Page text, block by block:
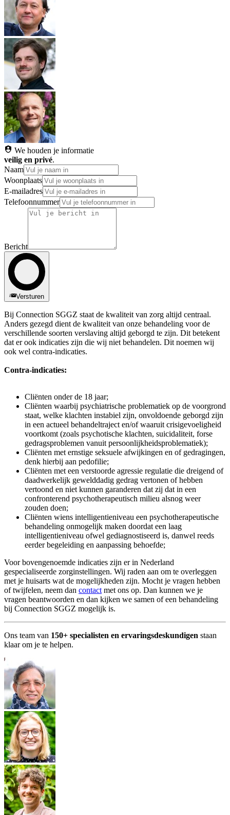
We houden je informatie
veilig en privé.
Naam
Woonplaats
E-mailadres
Telefoonnummer
Bericht
Versturen
Bij Connection SGGZ staat de kwaliteit van zorg altijd centraal.
Anders gezegd dient de kwaliteit van onze behandeling voor de
verschillende soorten verslaving altijd geborgd te zijn. Dit betekent
dat er ook indicaties zijn die wij niet behandelen. Dit noemen wij
ook wel contra-indicaties.
Contra-indicaties:
Cliënten onder de 18 jaar;
Cliënten waarbij psychiatrische problematiek op de voorgrond
staat, welke klachten instabiel zijn, onvoldoende geborgd zijn
in een actueel behandeltraject en/of waaruit crisigevoeligheid
voortkomt (zoals psychotische klachten, suicidaliteit, forse
gedragsproblemen vanuit persoonlijkheidsproblematiek);
Cliënten met ernstige seksuele afwijkingen en of gedragingen,
denk hierbij aan pedofilie;
Cliënten met een verstoorde agressie regulatie die dreigend of
daadwerkelijk gewelddadig gedrag vertonen of hebben
vertoond en niet kunnen garanderen dat zij dat in een
confronterend psychotherapeutisch milieu alsnog weer
zouden doen;
Cliënten wiens intelligentieniveau een psychotherapeutische
behandeling onmogelijk maken doordat een laag
intelligentieniveau ofwel gediagnostiseerd is, danwel reeds
eerder begeleiding en aanpassing behoefde;
Voor bovengenoemde indicaties zijn er in Nederland
gespecialiseerde zorginstellingen. Wij raden aan om te overleggen
met je huisarts wat de mogelijkheden zijn. Mocht je vragen hebben
of twijfelen, neem dan contact met ons op. Dan kunnen we je
vragen beantwoorden en dan kijken we samen of een behandeling
bij Connection SGGZ mogelijk is.
Ons team van 150+ specialisten en ervaringsdeskundigen staan
klaar om je te helpen.